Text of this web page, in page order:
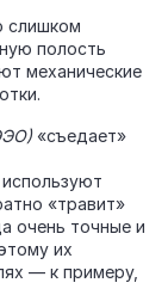
слишком
полость
механические
«съедает»
«травит»
очень точные и
их
— к примеру,